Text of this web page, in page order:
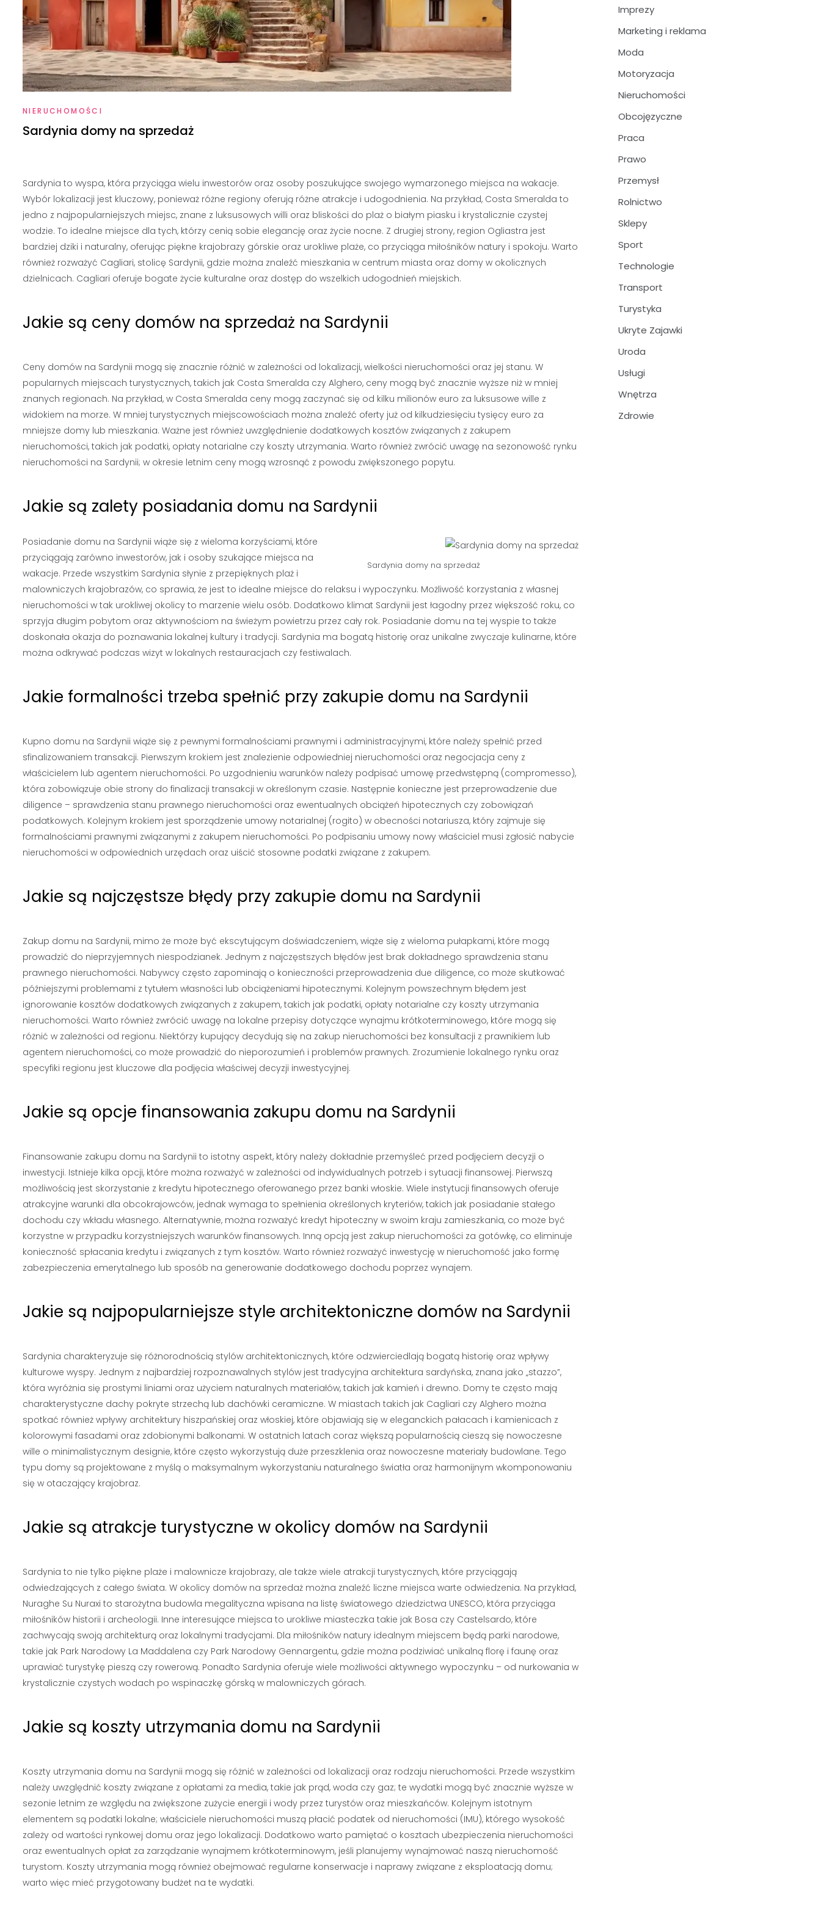
NIERUCHOMOŚCI
Sardynia domy na sprzedaż
Sardynia to wyspa, która przyciąga wielu inwestorów oraz osoby poszukujące swojego wymarzonego miejsca na wakacje.
Wybór lokalizacji jest kluczowy, ponieważ różne regiony oferują różne atrakcje i udogodnienia. Na przykład, Costa Smeralda to
jedno z najpopularniejszych miejsc, znane z luksusowych willi oraz bliskości do plaż o białym piasku i krystalicznie czystej
wodzie. To idealne miejsce dla tych, którzy cenią sobie elegancję oraz życie nocne. Z drugiej strony, region Ogliastra jest
bardziej dziki i naturalny, oferując piękne krajobrazy górskie oraz urokliwe plaże, co przyciąga miłośników natury i spokoju. Warto
również rozważyć Cagliari, stolicę Sardynii, gdzie można znaleźć mieszkania w centrum miasta oraz domy w okolicznych
dzielnicach. Cagliari oferuje bogate życie kulturalne oraz dostęp do wszelkich udogodnień miejskich.
Jakie są ceny domów na sprzedaż na Sardynii
Ceny domów na Sardynii mogą się znacznie różnić w zależności od lokalizacji, wielkości nieruchomości oraz jej stanu. W
popularnych miejscach turystycznych, takich jak Costa Smeralda czy Alghero, ceny mogą być znacznie wyższe niż w mniej
znanych regionach. Na przykład, w Costa Smeralda ceny mogą zaczynać się od kilku milionów euro za luksusowe wille z
widokiem na morze. W mniej turystycznych miejscowościach można znaleźć oferty już od kilkudziesięciu tysięcy euro za
mniejsze domy lub mieszkania. Ważne jest również uwzględnienie dodatkowych kosztów związanych z zakupem
nieruchomości, takich jak podatki, opłaty notarialne czy koszty utrzymania. Warto również zwrócić uwagę na sezonowość rynku
nieruchomości na Sardynii; w okresie letnim ceny mogą wzrosnąć z powodu zwiększonego popytu.
Jakie są zalety posiadania domu na Sardynii
Sardynia domy na sprzedaż
Posiadanie domu na Sardynii wiąże się z wieloma korzyściami, które
przyciągają zarówno inwestorów, jak i osoby szukające miejsca na
wakacje. Przede wszystkim Sardynia słynie z przepięknych plaż i
malowniczych krajobrazów, co sprawia, że jest to idealne miejsce do relaksu i wypoczynku. Możliwość korzystania z własnej
nieruchomości w tak urokliwej okolicy to marzenie wielu osób. Dodatkowo klimat Sardynii jest łagodny przez większość roku, co
sprzyja długim pobytom oraz aktywnościom na świeżym powietrzu przez cały rok. Posiadanie domu na tej wyspie to także
doskonała okazja do poznawania lokalnej kultury i tradycji. Sardynia ma bogatą historię oraz unikalne zwyczaje kulinarne, które
można odkrywać podczas wizyt w lokalnych restauracjach czy festiwalach.
Jakie formalności trzeba spełnić przy zakupie domu na Sardynii
Kupno domu na Sardynii wiąże się z pewnymi formalnościami prawnymi i administracyjnymi, które należy spełnić przed
sfinalizowaniem transakcji. Pierwszym krokiem jest znalezienie odpowiedniej nieruchomości oraz negocjacja ceny z
właścicielem lub agentem nieruchomości. Po uzgodnieniu warunków należy podpisać umowę przedwstępną (compromesso),
która zobowiązuje obie strony do finalizacji transakcji w określonym czasie. Następnie konieczne jest przeprowadzenie due
diligence – sprawdzenia stanu prawnego nieruchomości oraz ewentualnych obciążeń hipotecznych czy zobowiązań
podatkowych. Kolejnym krokiem jest sporządzenie umowy notarialnej (rogito) w obecności notariusza, który zajmuje się
formalnościami prawnymi związanymi z zakupem nieruchomości. Po podpisaniu umowy nowy właściciel musi zgłosić nabycie
nieruchomości w odpowiednich urzędach oraz uiścić stosowne podatki związane z zakupem.
Jakie są najczęstsze błędy przy zakupie domu na Sardynii
Zakup domu na Sardynii, mimo że może być ekscytującym doświadczeniem, wiąże się z wieloma pułapkami, które mogą
prowadzić do nieprzyjemnych niespodzianek. Jednym z najczęstszych błędów jest brak dokładnego sprawdzenia stanu
prawnego nieruchomości. Nabywcy często zapominają o konieczności przeprowadzenia due diligence, co może skutkować
późniejszymi problemami z tytułem własności lub obciążeniami hipotecznymi. Kolejnym powszechnym błędem jest
ignorowanie kosztów dodatkowych związanych z zakupem, takich jak podatki, opłaty notarialne czy koszty utrzymania
nieruchomości. Warto również zwrócić uwagę na lokalne przepisy dotyczące wynajmu krótkoterminowego, które mogą się
różnić w zależności od regionu. Niektórzy kupujący decydują się na zakup nieruchomości bez konsultacji z prawnikiem lub
agentem nieruchomości, co może prowadzić do nieporozumień i problemów prawnych. Zrozumienie lokalnego rynku oraz
specyfiki regionu jest kluczowe dla podjęcia właściwej decyzji inwestycyjnej.
Jakie są opcje finansowania zakupu domu na Sardynii
Finansowanie zakupu domu na Sardynii to istotny aspekt, który należy dokładnie przemyśleć przed podjęciem decyzji o
inwestycji. Istnieje kilka opcji, które można rozważyć w zależności od indywidualnych potrzeb i sytuacji finansowej. Pierwszą
możliwością jest skorzystanie z kredytu hipotecznego oferowanego przez banki włoskie. Wiele instytucji finansowych oferuje
atrakcyjne warunki dla obcokrajowców, jednak wymaga to spełnienia określonych kryteriów, takich jak posiadanie stałego
dochodu czy wkładu własnego. Alternatywnie, można rozważyć kredyt hipoteczny w swoim kraju zamieszkania, co może być
korzystne w przypadku korzystniejszych warunków finansowych. Inną opcją jest zakup nieruchomości za gotówkę, co eliminuje
konieczność spłacania kredytu i związanych z tym kosztów. Warto również rozważyć inwestycję w nieruchomość jako formę
zabezpieczenia emerytalnego lub sposób na generowanie dodatkowego dochodu poprzez wynajem.
Jakie są najpopularniejsze style architektoniczne domów na Sardynii
Sardynia charakteryzuje się różnorodnością stylów architektonicznych, które odzwierciedlają bogatą historię oraz wpływy
kulturowe wyspy. Jednym z najbardziej rozpoznawalnych stylów jest tradycyjna architektura sardyńska, znana jako „stazzo”,
która wyróżnia się prostymi liniami oraz użyciem naturalnych materiałów, takich jak kamień i drewno. Domy te często mają
charakterystyczne dachy pokryte strzechą lub dachówki ceramiczne. W miastach takich jak Cagliari czy Alghero można
spotkać również wpływy architektury hiszpańskiej oraz włoskiej, które objawiają się w eleganckich pałacach i kamienicach z
kolorowymi fasadami oraz zdobionymi balkonami. W ostatnich latach coraz większą popularnością cieszą się nowoczesne
wille o minimalistycznym designie, które często wykorzystują duże przeszklenia oraz nowoczesne materiały budowlane. Tego
typu domy są projektowane z myślą o maksymalnym wykorzystaniu naturalnego światła oraz harmonijnym wkomponowaniu
się w otaczający krajobraz.
Jakie są atrakcje turystyczne w okolicy domów na Sardynii
Sardynia to nie tylko piękne plaże i malownicze krajobrazy, ale także wiele atrakcji turystycznych, które przyciągają
odwiedzających z całego świata. W okolicy domów na sprzedaż można znaleźć liczne miejsca warte odwiedzenia. Na przykład,
Nuraghe Su Nuraxi to starożytna budowla megalityczna wpisana na listę światowego dziedzictwa UNESCO, która przyciąga
miłośników historii i archeologii. Inne interesujące miejsca to urokliwe miasteczka takie jak Bosa czy Castelsardo, które
zachwycają swoją architekturą oraz lokalnymi tradycjami. Dla miłośników natury idealnym miejscem będą parki narodowe,
takie jak Park Narodowy La Maddalena czy Park Narodowy Gennargentu, gdzie można podziwiać unikalną florę i faunę oraz
uprawiać turystykę pieszą czy rowerową. Ponadto Sardynia oferuje wiele możliwości aktywnego wypoczynku – od nurkowania w
krystalicznie czystych wodach po wspinaczkę górską w malowniczych górach.
Jakie są koszty utrzymania domu na Sardynii
Koszty utrzymania domu na Sardynii mogą się różnić w zależności od lokalizacji oraz rodzaju nieruchomości. Przede wszystkim
należy uwzględnić koszty związane z opłatami za media, takie jak prąd, woda czy gaz; te wydatki mogą być znacznie wyższe w
sezonie letnim ze względu na zwiększone zużycie energii i wody przez turystów oraz mieszkańców. Kolejnym istotnym
elementem są podatki lokalne; właściciele nieruchomości muszą płacić podatek od nieruchomości (IMU), którego wysokość
zależy od wartości rynkowej domu oraz jego lokalizacji. Dodatkowo warto pamiętać o kosztach ubezpieczenia nieruchomości
oraz ewentualnych opłat za zarządzanie wynajmem krótkoterminowym, jeśli planujemy wynajmować naszą nieruchomość
turystom. Koszty utrzymania mogą również obejmować regularne konserwacje i naprawy związane z eksploatacją domu;
warto więc mieć przygotowany budżet na te wydatki.
Imprezy
Marketing i reklama
Moda
Motoryzacja
Nieruchomości
Obcojęzyczne
Praca
Prawo
Przemysł
Rolnictwo
Sklepy
Sport
Technologie
Transport
Turystyka
Ukryte Zajawki
Uroda
Usługi
Wnętrza
Zdrowie